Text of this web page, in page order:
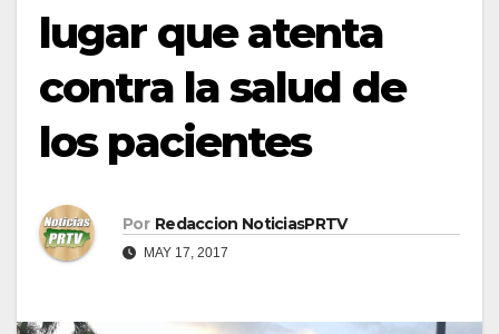
lugar que atenta
contra la salud de
los pacientes
Por Redaccion NoticiasPRTV
MAY 17, 2017